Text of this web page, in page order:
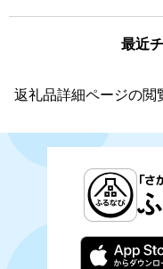
最近
返礼品詳細ページの閲